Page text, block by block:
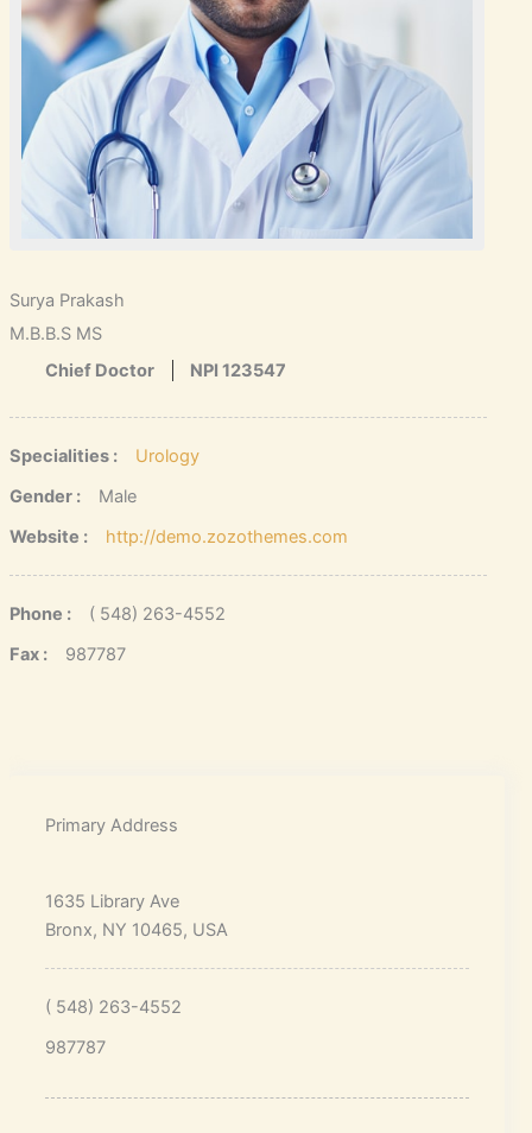
Surya Prakash
M.B.B.S MS
Chief Doctor
NPI 123547
Specialities :
Urology
Gender :
Male
Website :
http://demo.zozothemes.com
Phone :
( 548) 263-4552
Fax :
987787
Primary Address
1635 Library Ave
Bronx, NY 10465, USA
( 548) 263-4552
987787